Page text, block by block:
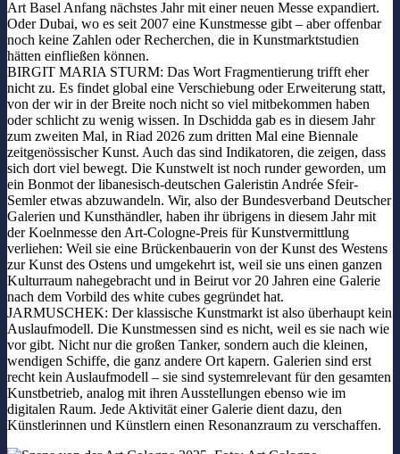
Art Basel Anfang nächstes Jahr mit einer neuen Messe expandiert.
Oder Dubai, wo es seit 2007 eine Kunstmesse gibt – aber offenbar
noch keine Zahlen oder Recherchen, die in Kunstmarktstudien
hätten einfließen können.
BIRGIT MARIA STURM: Das Wort Fragmentierung trifft eher
nicht zu. Es findet global eine Verschiebung oder Erweiterung statt,
von der wir in der Breite noch nicht so viel mitbekommen haben
oder schlicht zu wenig wissen. In Dschidda gab es in diesem Jahr
zum zweiten Mal, in Riad 2026 zum dritten Mal eine Biennale
zeitgenössischer Kunst. Auch das sind Indikatoren, die zeigen, dass
sich dort viel bewegt. Die Kunstwelt ist noch runder geworden, um
ein Bonmot der libanesisch-deutschen Galeristin Andrée Sfeir-
Semler etwas abzuwandeln. Wir, also der Bundesverband Deutscher
Galerien und Kunsthändler, haben ihr übrigens in diesem Jahr mit
der Koelnmesse den Art-Cologne-Preis für Kunstvermittlung
verliehen: Weil sie eine Brückenbauerin von der Kunst des Westens
zur Kunst des Ostens und umgekehrt ist, weil sie uns einen ganzen
Kulturraum nahegebracht und in Beirut vor 20 Jahren eine Galerie
nach dem Vorbild des white cubes gegründet hat.
JARMUSCHEK: Der klassische Kunstmarkt ist also überhaupt kein
Auslaufmodell. Die Kunstmessen sind es nicht, weil es sie nach wie
vor gibt. Nicht nur die großen Tanker, sondern auch die kleinen,
wendigen Schiffe, die ganz andere Ort kapern. Galerien sind erst
recht kein Auslaufmodell – sie sind systemrelevant für den gesamten
Kunstbetrieb, analog mit ihren Ausstellungen ebenso wie im
digitalen Raum. Jede Aktivität einer Galerie dient dazu, den
Künstlerinnen und Künstlern einen Resonanzraum zu verschaffen.